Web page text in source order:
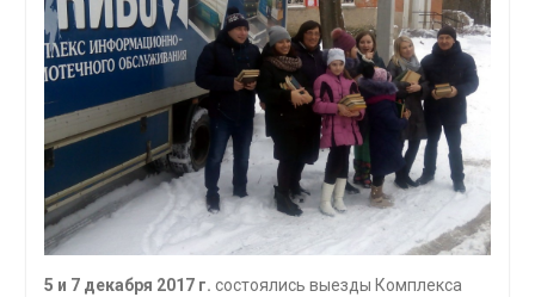
5 и 7 декабря 2017 г. состоялись выезды Комплекса